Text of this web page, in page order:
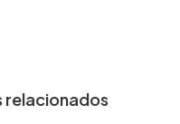
relacionados